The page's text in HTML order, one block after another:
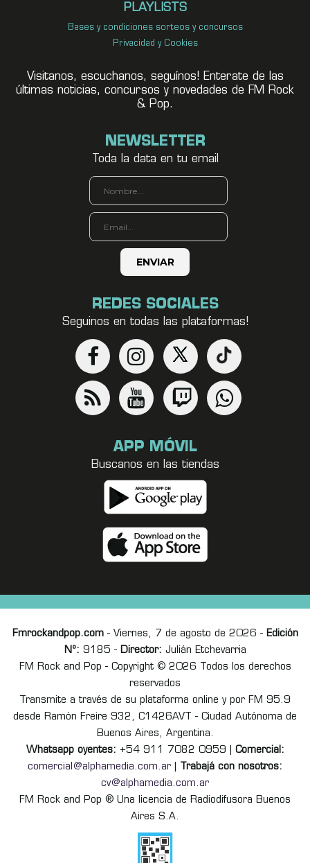
PLAYLISTS
Bases y condiciones sorteos y concursos
Privacidad y Cookies
Visitanos, escuchanos, seguínos! Enterate de las
últimas noticias, concursos y novedades de FM Rock
& Pop.
NEWSLETTER
Toda la data en tu email
REDES SOCIALES
Seguinos en todas las plataformas!
APP MÓVIL
Buscanos en las tiendas
Fmrockandpop.com- Viernes, 7 de agosto de 2026 - Edición
Nº: 9185 - Director: Julián Etchevarria
FM Rock and Pop - Copyright © 2026 Todos los derechos
reservados
Transmite a través de su plataforma online y por FM 95.9
desde Ramón Freire 932, C1426AVT - Ciudad Autónoma de
Buenos Aires, Argentina.
Whatsapp oyentes: +54 911 7082 0959 | Comercial:
comercial@alphamedia.com.ar
Trabajá con nosotros:
cv@alphamedia.com.ar
FM Rock and Pop ® Una licencia de Radiodifusora Buenos
Aires S.A.